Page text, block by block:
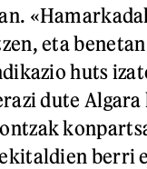
eta
huts
dute
berri